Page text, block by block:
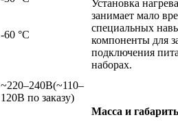
-60 °С
~220–240В(~110–
120В по заказу)
Установка
занимает мало
специальных
компоненты для
подключения
наборах.
Масса и